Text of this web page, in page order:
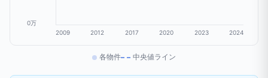
0万
2009
2012 2017 2020 2023 2024
各物件 中央値ライン